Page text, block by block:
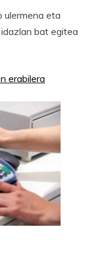
ulermena eta
bat egitea
erabilera